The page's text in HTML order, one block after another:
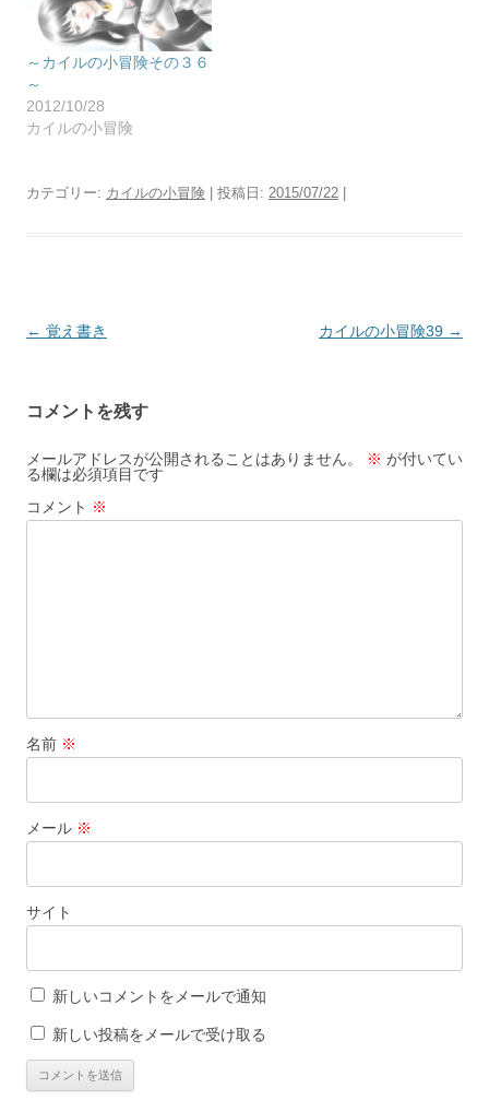
～カイルの小冒険その３６
～
2012/10/28
カイルの小冒険
カテゴリー: カイルの小冒険 | 投稿日: 2015/07/22
投
ビ
ゲ
ー
シ
← 覚え書き カイルの小冒険39 →
コメントを残す
メールアドレスが公開されることはありません。 ※ が付いてい
る欄は必須項目です
コメント ※
名前 ※
メール ※
サイト
新しいコメントをメールで通知
新しい投稿をメールで受け取る